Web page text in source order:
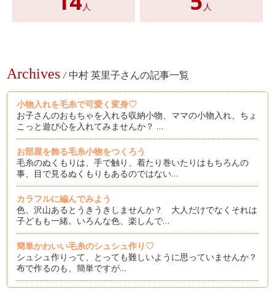
人 人
Archives / 中村 英里子さんの記事一覧
小物入れを毛糸で可愛く変身♡
お子さんのおもちゃを入れる収納小物、ママの小物入れ、ちょ
こっと遊び心を入れてみませんか？ …
お部屋を飾る毛糸小物をつくろう
毛糸のぬくもりは、手で触り、着たり巻いたりはもちろんの
事、目で見るぬくもりもあるのではない…
カラフルに編んでみよう
色、沢山あるとうきうきしませんか？ 大人だけでなくそれは
子どもも一緒。いろんな色、楽しんで…
簡単かわいい毛糸のシュシュ作り♡
シュシュ作りって、とっても難しいように思っていませんか？
布で作るのも、簡単ですが…